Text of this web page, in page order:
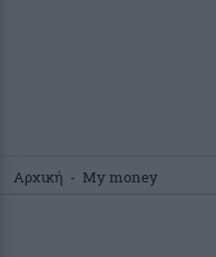
Αρχική - My money